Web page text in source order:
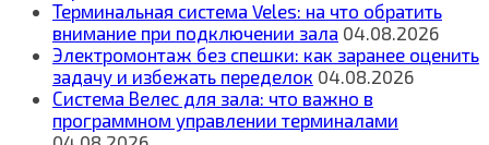
Терминальная система Veles: на что обратить
внимание при подключении зала 04.08.2026
Электромонтаж без спешки: как заранее оценить
задачу и избежать переделок 04.08.2026
Система Велес для зала: что важно в
программном управлении терминалами